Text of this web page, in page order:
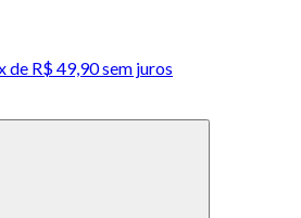
de R$ 49,90 sem juros